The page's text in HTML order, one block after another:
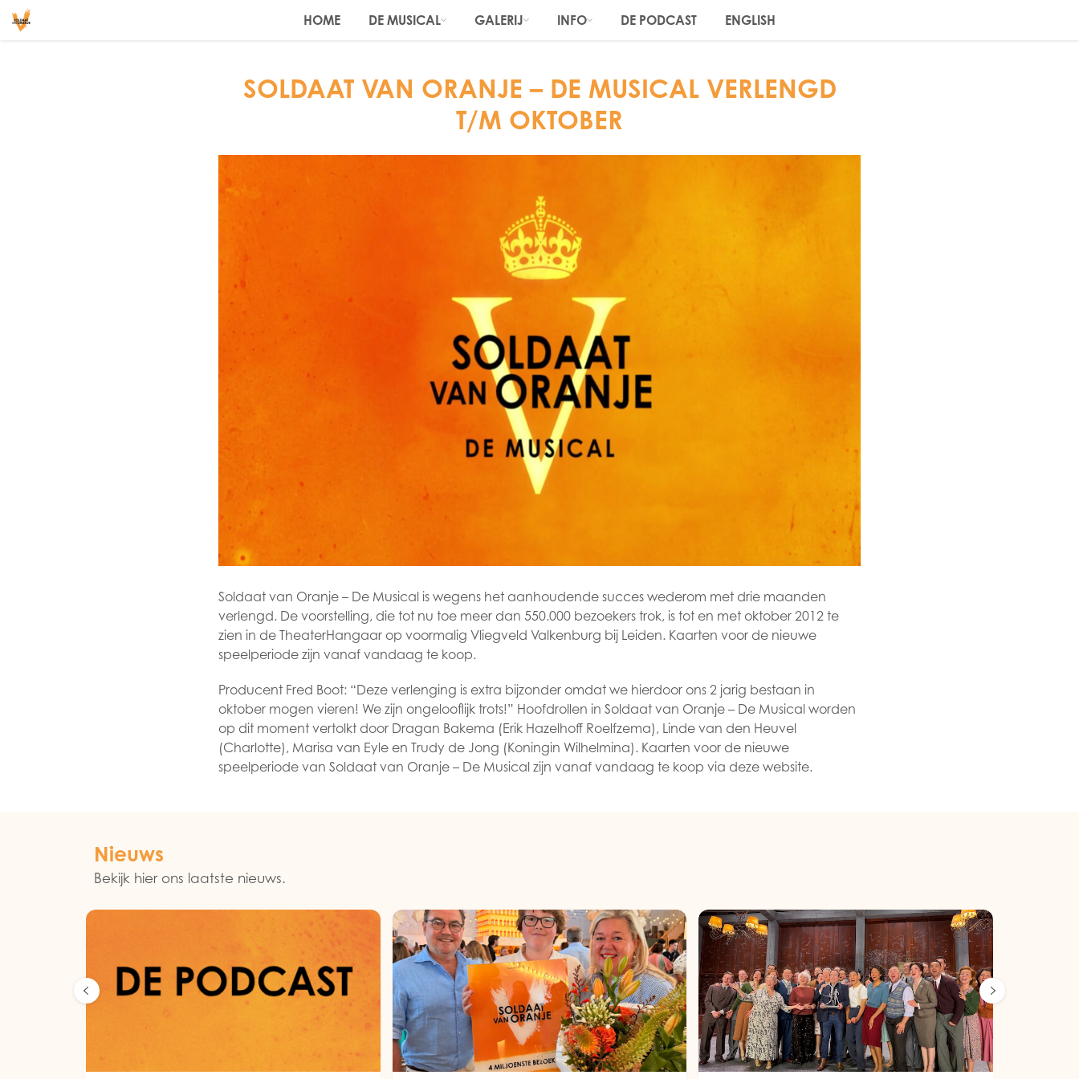
HOME DE MUSICAL GALERIJ INFO DE PODCAST ENGLISH
SOLDAAT VAN ORANJE – DE MUSICAL VERLENGD
T/M OKTOBER
Soldaat van Oranje – De Musical is wegens het aanhoudende succes wederom met drie maanden
verlengd. De voorstelling, die tot nu toe meer dan 550.000 bezoekers trok, is tot en met oktober 2012 te
zien in de TheaterHangaar op voormalig Vliegveld Valkenburg bij Leiden. Kaarten voor de nieuwe
speelperiode zijn vanaf vandaag te koop.
Producent Fred Boot: “Deze verlenging is extra bijzonder omdat we hierdoor ons 2 jarig bestaan in
oktober mogen vieren! We zijn ongelooflijk trots!” Hoofdrollen in Soldaat van Oranje – De Musical worden
op dit moment vertolkt door Dragan Bakema (Erik Hazelhoff Roelfzema), Linde van den Heuvel
(Charlotte), Marisa van Eyle en Trudy de Jong (Koningin Wilhelmina). Kaarten voor de nieuwe
speelperiode van Soldaat van Oranje – De Musical zijn vanaf vandaag te koop via deze website.
Nieuws
Bekijk hier ons laatste nieuws.